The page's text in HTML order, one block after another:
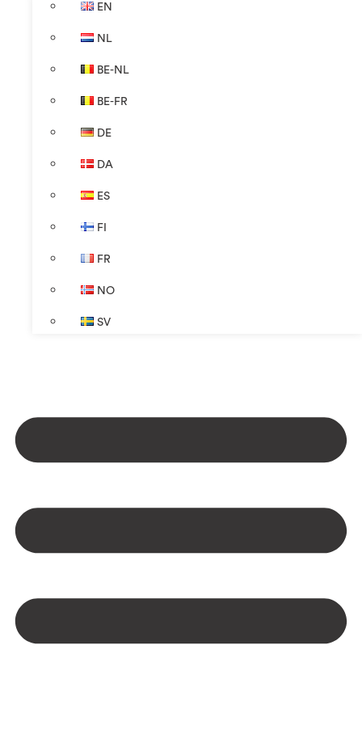
EN
NL
BE-NL
BE-FR
DE
DA
ES
FI
FR
NO
SV